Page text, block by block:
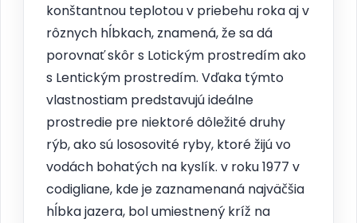
konštantnou teplotou v priebehu roka aj v
rôznych hĺbkach, znamená, že sa dá
porovnať skôr s Lotickým prostredím ako
s Lentickým prostredím. Vďaka týmto
vlastnostiam predstavujú ideálne
prostredie pre niektoré dôležité druhy
rýb, ako sú lososovité ryby, ktoré žijú vo
vodách bohatých na kyslík. v roku 1977 v
codigliane, kde je zaznamenaná najväčšia
hĺbka jazera, bol umiestnený kríž na